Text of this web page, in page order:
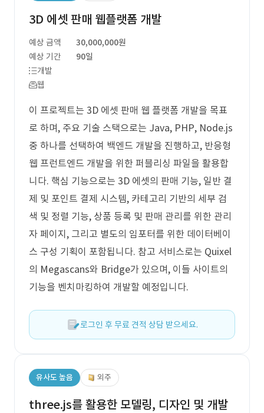
3D 에셋 판매 웹플랫폼 개발
예상 금액
30,000,000원
예상 기간
90일
개발
웹
이 프로젝트는 3D 에셋 판매 웹 플랫폼 개발을 목표
로 하며, 주요 기술 스택으로는 Java, PHP, Node.js
중 하나를 선택하여 백엔드 개발을 진행하고, 반응형
웹 프런트엔드 개발을 위한 퍼블리싱 파일을 활용합
니다. 핵심 기능으로는 3D 에셋의 판매 기능, 일반 결
제 및 포인트 결제 시스템, 카테고리 기반의 세부 검
색 및 정렬 기능, 상품 등록 및 판매 관리를 위한 관리
자 페이지, 그리고 별도의 임포터를 위한 데이터베이
스 구성 기획이 포함됩니다. 참고 서비스로는 Quixel
의 Megascans와 Bridge가 있으며, 이들 사이트의
기능을 벤치마킹하여 개발할 예정입니다.
로그인 후 무료 견적 상담 받으세요.
유사도 높음 외주
three.js를 활용한 모델링, 디자인 및 개발